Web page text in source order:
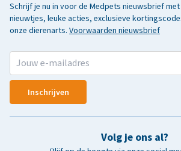
Schrijf je nu in voor de Medpets nieuwsbrief
nieuwtjes, leuke acties, exclusieve
onze dierenarts. Voorwaarden nieuwsbrief
Inschrijven
Volg je ons al?